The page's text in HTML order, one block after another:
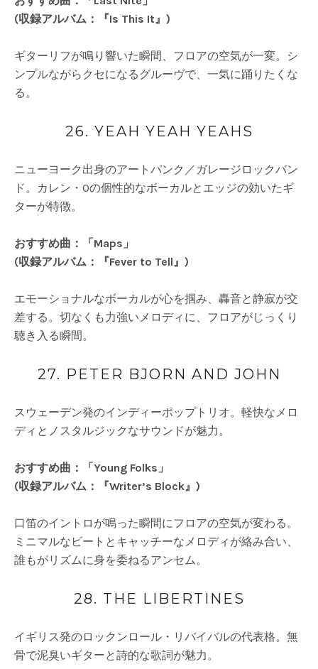
(収録アルバム：『Is This It』)
ギターリフが鳴り響いた瞬間、フロアの空気が一変。シ
ンプルながらクセになるグルーヴで、一気に踊りたくな
る。
26. YEAH YEAH YEAHS
ニューヨーク出身のアートパンク／ガレージロックバン
ド。カレン・Oの個性的なボーカルとエッジの効いたギ
ターが特徴。
おすすめ曲：「Maps」
(収録アルバム：『Fever to Tell』)
エモーショナルなボーカルが心を掴み、轟音と静寂が交
差する。切なくも力強いメロディに、フロアがじっくり
聴き入る瞬間。
27. PETER BJORN AND JOHN
スウェーデン発のインディーポップトリオ。軽快なメロ
ディとノスタルジックなサウンドが魅力。
おすすめ曲：「Young Folks」
(収録アルバム：『Writer’s Block』)
口笛のイントロが鳴った瞬間にフロアの空気が変わる。
ミニマルなビートとキャッチーなメロディが絡み合い、
誰もがリズムに身を委ねるアンセム。
28. THE LIBERTINES
イギリス発のロックンロール・リバイバルの代表格。無
骨で泥臭いギターと詩的な歌詞が魅力。